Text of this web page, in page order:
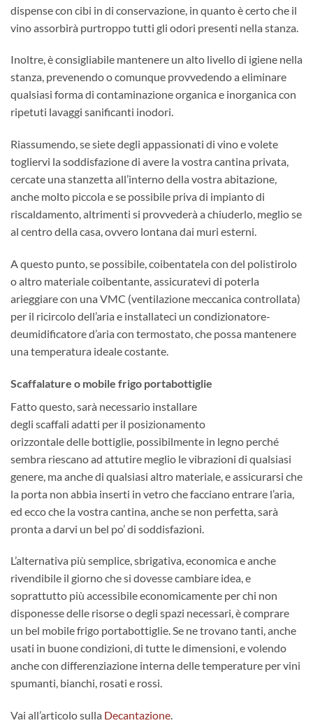
dispense con cibi in di conservazione, in quanto è certo che il
vino assorbirà purtroppo tutti gli odori presenti nella stanza.
Inoltre, è consigliabile mantenere un alto livello di igiene nella
stanza, prevenendo o comunque provvedendo a eliminare
qualsiasi forma di contaminazione organica e inorganica con
ripetuti lavaggi sanificanti inodori.
Riassumendo, se siete degli appassionati di vino e volete
togliervi la soddisfazione di avere la vostra cantina privata,
cercate una stanzetta all’interno della vostra abitazione,
anche molto piccola e se possibile priva di impianto di
riscaldamento, altrimenti si provvederà a chiuderlo, meglio se
al centro della casa, ovvero lontana dai muri esterni.
A questo punto, se possibile, coibentatela con del polistirolo
o altro materiale coibentante, assicuratevi di poterla
arieggiare con una VMC (ventilazione meccanica controllata)
per il ricircolo dell’aria e installateci un condizionatore-
deumidificatore d’aria con termostato, che possa mantenere
una temperatura ideale costante.
Scaffalature o mobile frigo portabottiglie
Fatto questo, sarà necessario installare
degli scaffali adatti per il posizionamento
orizzontale delle bottiglie, possibilmente in legno perché
sembra riescano ad attutire meglio le vibrazioni di qualsiasi
genere, ma anche di qualsiasi altro materiale, e assicurarsi che
la porta non abbia inserti in vetro che facciano entrare l’aria,
ed ecco che la vostra cantina, anche se non perfetta, sarà
pronta a darvi un bel po’ di soddisfazioni.
L’alternativa più semplice, sbrigativa, economica e anche
rivendibile il giorno che si dovesse cambiare idea, e
soprattutto più accessibile economicamente per chi non
disponesse delle risorse o degli spazi necessari, è comprare
un bel mobile frigo portabottiglie. Se ne trovano tanti, anche
usati in buone condizioni, di tutte le dimensioni, e volendo
anche con differenziazione interna delle temperature per vini
spumanti, bianchi, rosati e rossi.
Vai all’articolo sulla Decantazione.